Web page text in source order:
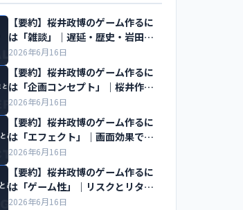
【要約】桜井政博のゲーム作るに
は「雑談」｜遅延・歴史・岩田さ
んまで全31テーマ
2026年6月16日
【要約】桜井政博のゲーム作るに
は「企画コンセプト」｜桜井作品
12本の企画の核を網羅
2026年6月16日
【要約】桜井政博のゲーム作るに
は「エフェクト」｜画面効果で手
応えを生む全11テーマ
2026年6月16日
【要約】桜井政博のゲーム作るに
は「ゲーム性」｜リスクとリター
ンで読み解くゲーム設計の全29テ
2026年6月16日